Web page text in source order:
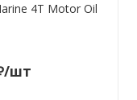
4T Motor Oil
/шт